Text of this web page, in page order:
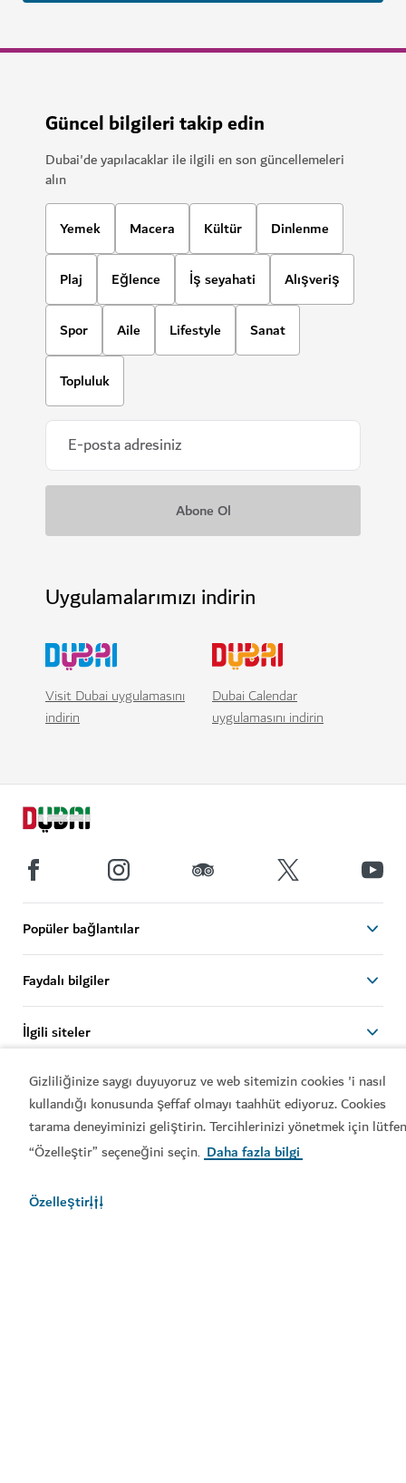
Gizliliğinize saygı duyuyoruz ve web sitemizin cookies 'i nasıl
kullandığı konusunda şeffaf olmayı taahhüt ediyoruz. Cookies
tarama deneyiminizi geliştirin. Tercihlerinizi yönetmek için lütfen
“Özelleştir” seçeneğini seçin. Daha fazla bilgi
Özelleştir
Hemen rezervasyon yaptırın
Güncel bilgileri takip edin
Dubai'de yapılacaklar ile ilgili en son güncellemeleri
alın
Yemek Macera Kültür Dinlenme
Plaj Eğlence İş seyahati Alışveriş
Spor Aile Lifestyle Sanat
Topluluk
Uygulamalarımızı indirin
Visit Dubai uygulamasını
indirin
Dubai Calendar
uygulamasını indirin
Popüler bağlantılar
Faydalı bilgiler
İlgili siteler
Kullanım şartları
Gizlilik Bildirimi
Çerez bildirimi
Site haritası
himayesinde işletilmektedir.